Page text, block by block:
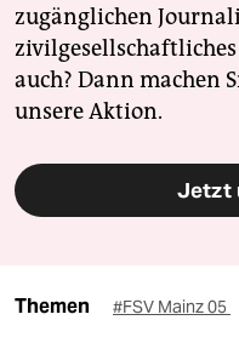
zugänglichen
auch? Dann machen
unsere Aktion.
Jetzt
Themen #FSV Mainz 05